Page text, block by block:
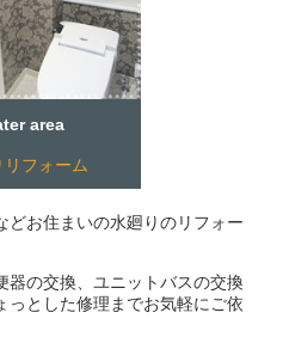
area
リフォーム
どお住まいの水廻りのリフォー
器の交換、ユニットバスの交換
っとした修理までお気軽にご依